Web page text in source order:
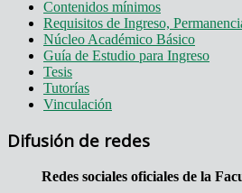
Contenidos mínimos
Requisitos de Ingreso,
Núcleo Académico Básico
Guía de Estudio para Ingreso
Tesis
Tutorías
Vinculación
Difusión de redes
Redes sociales oficiales de la